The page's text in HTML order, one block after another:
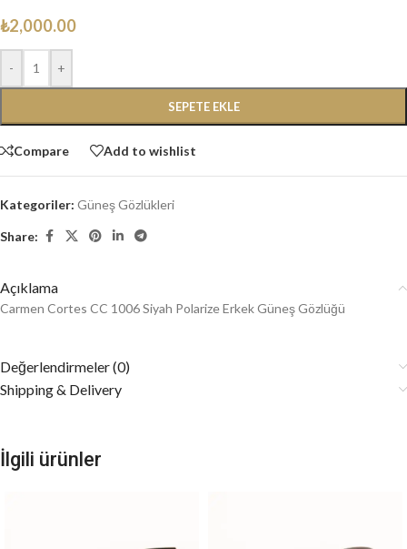
₺2,000.00
- +
SEPETE EKLE
Compare Add to wishlist
Kategoriler: Güneş Gözlükleri
Share:
Açıklama
Carmen Cortes CC 1006 Siyah Polarize Erkek Güneş Gözlüğü
Değerlendirmeler (0)
Shipping & Delivery
İlgili ürünler